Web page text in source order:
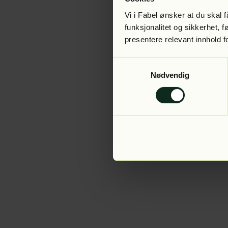
Vi i Fabel ønsker at du skal
funksjonalitet og sikkerhet,
presentere relevant innhold
Nødvendig
Application